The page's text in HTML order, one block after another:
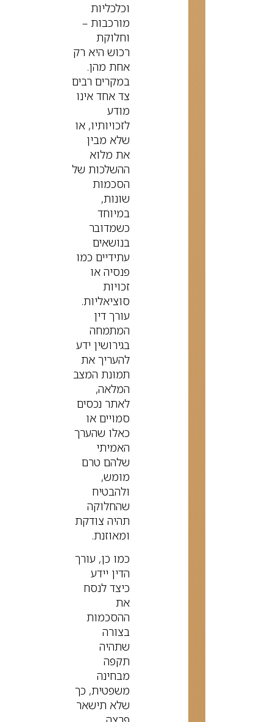
וכלכליות
מורכבות –
וחלוקת
רכוש היא רק
אחת מהן.
במקרים רבים
צד אחד אינו
מודע
לזכויותיו, או
שלא מבין
את מלוא
ההשלכות של
הסכמות
שונות,
במיוחד
כשמדובר
בנושאים
עתידיים כמו
פנסיה או
זכויות
סוציאליות.
עורך דין
המתמחה
בגירושין ידע
להעריך את
תמונת המצב
המלאה,
לאתר נכסים
סמויים או
כאלו שהערך
האמיתי
שלהם טרם
מומש,
ולהבטיח
שהחלוקה
תהיה צודקת
ומאוזנת.
כמו כן, עורך
הדין יידע
כיצד לנסח
את
ההסכמות
בצורה
שתהיה
תקפה
מבחינה
משפטית, כך
שלא תישאר